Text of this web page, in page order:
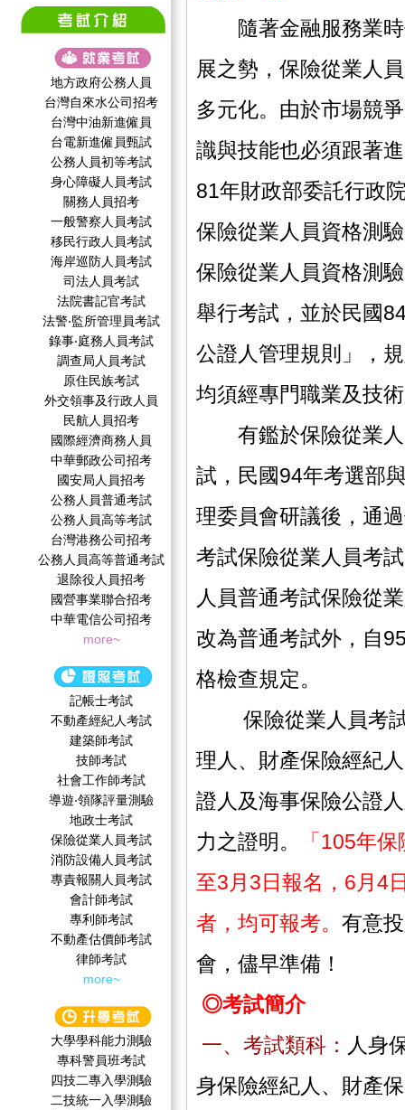
地方政府公務人員
台灣自來水公司招考
台灣中油新進僱員
台電新進僱員甄試
公務人員初等考試
身心障礙人員考試
關務人員招考
一般警察人員考試
移民行政人員考試
海岸巡防人員考試
司法人員考試
法院書記官考試
法警‧監所管理員考試
錄事‧庭務人員考試
調查局人員考試
原住民族考試
外交領事及行政人員
民航人員招考
國際經濟商務人員
中華郵政公司招考
國安局人員招考
公務人員普通考試
公務人員高等考試
台灣港務公司招考
公務人員高等普通考試
退除役人員招考
國營事業聯合招考
中華電信公司招考
more~
記帳士考試
不動產經紀人考試
建築師考試
技師考試
社會工作師‍考試
導遊‧領隊評量測驗
地政士考試
保險從業人員考試
消防設備人員考試
專責報關人員考試
會計師考試
專利師考試
不動產估價師考試
律師考試
more~
大學學科能力測驗
專科警員班考試
四技二專入學測驗
二技統一入學測驗
隨著金融服務業時
展之勢，保險從業人
多元化。由於市場競
識與技能也必須跟著
81年財政部委託行政
保險從業人員資格測
保險從業人員資格測
舉行考試，並於民國
公證人管理規則」，
均須經專門職業及技
有鑑於保險從業人
試，民國94年考選部
理委員會研議後，通
考試保險從業人員考
人員普通考試保險從
改為普通考試外，自
格檢查規定。
保險從業人員考試
理人、財產保險經紀
證人及海事保險公證
力之證明。
「105年
至3月3日報名，6月4
者，均可報考。 有意
會，儘早準備！
◎考試簡介
一、考試類科： 人身
身保險經紀人、財產